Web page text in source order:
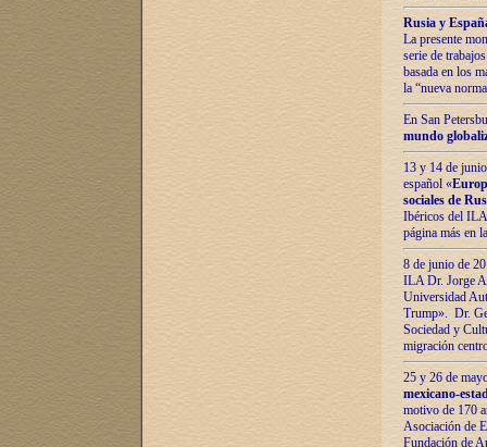
Rusia y
La presente
serie de
basada en los
la “nueva
En San
mundo
13 y 14 de
español «
sociales de
Ibéricos del ILA
página más en
8 de junio de
ILA Dr. Jorge
Universidad
Trump». Dr.
Sociedad y
migración
25 y 26 de
mexicano-
motivo de 170
Asociación de
Fundación de